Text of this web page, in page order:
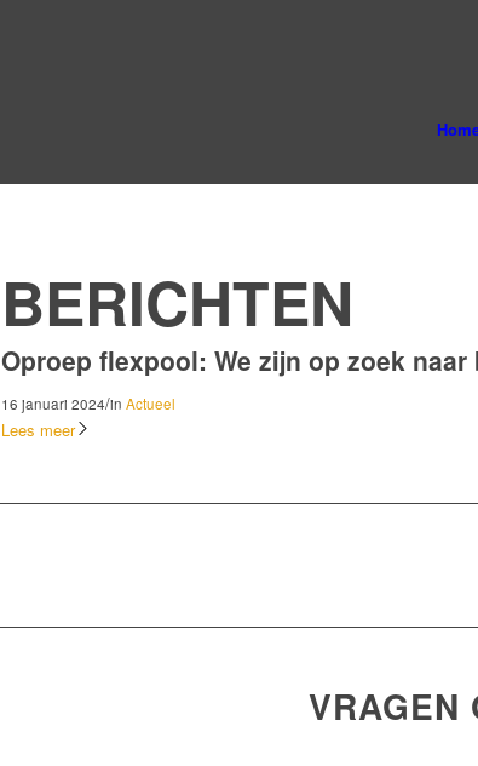
BERICHTEN
Oproep flexpool: We zijn op zoek
16 januari 2024/in Actueel
Lees meer
VRAGEN